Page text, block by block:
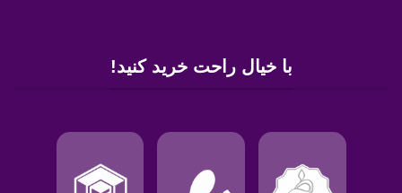
با خیال راحت خرید کنید!